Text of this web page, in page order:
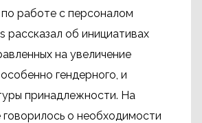
работе с персоналом
рассказал об инициативах
на увеличение
гендерного, и
принадлежности. На
о необходимости